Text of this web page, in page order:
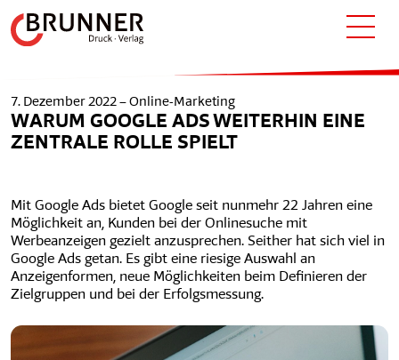
7. Dezember 2022 – Online-Marketing
WARUM GOOGLE ADS WEITERHIN EINE
ZENTRALE ROLLE SPIELT
Mit Google Ads bietet Google seit nunmehr 22 Jahren eine
Möglichkeit an, Kunden bei der Onlinesuche mit
Werbeanzeigen gezielt anzusprechen. Seither hat sich viel in
Google Ads getan. Es gibt eine riesige Auswahl an
Anzeigenformen, neue Möglichkeiten beim Definieren der
Zielgruppen und bei der Erfolgsmessung.